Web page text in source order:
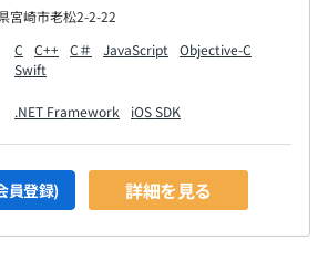
宮崎市老松2-2-22
C C++ C＃ JavaScript
Objective-C
Swift
.NET Framework iOS SDK
員登録) 詳細を見る